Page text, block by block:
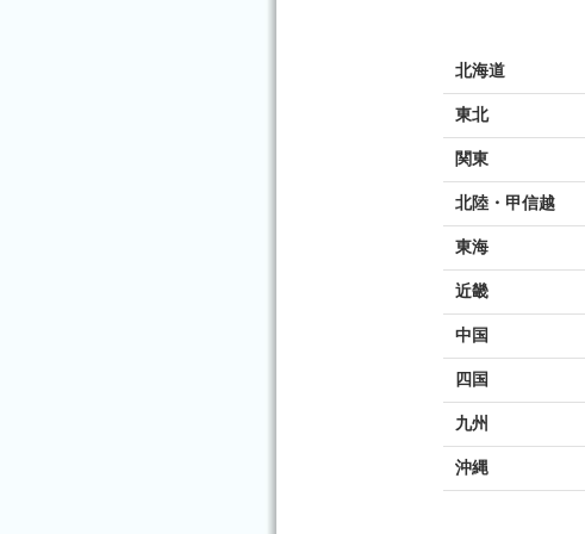
北海道
東北
関東
北陸・甲信越
東海
近畿
中国
四国
九州
沖縄